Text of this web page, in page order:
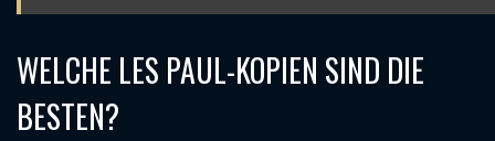
WELCHE LES PAUL-KOPIEN SIND DIE
BESTEN?